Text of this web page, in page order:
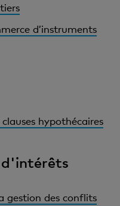
d’instruments
hypothécaires
d'intérêts
gestion des conflits